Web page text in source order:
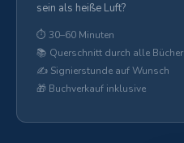
sein als heiße Luft?
⏱ 30–60 Minuten
📚 Querschnitt durch alle Bücher
✍️ Signierstunde auf Wunsch
🎁 Buchverkauf inklusive